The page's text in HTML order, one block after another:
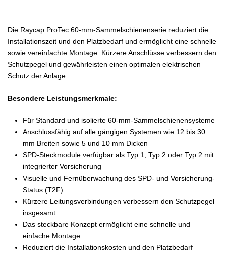
Die Raycap ProTec 60-mm-Sammelschienenserie reduziert die
Installationszeit und den Platzbedarf und ermöglicht eine schnelle
sowie vereinfachte Montage. Kürzere Anschlüsse verbessern den
Schutzpegel und gewährleisten einen optimalen elektrischen
Schutz der Anlage.
Besondere Leistungsmerkmale:
Für Standard und isolierte 60-mm-Sammelschienensysteme
Anschlussfähig auf alle gängigen Systemen wie 12 bis 30
mm Breiten sowie 5 und 10 mm Dicken
SPD-Steckmodule verfügbar als Typ 1, Typ 2 oder Typ 2 mit
integrierter Vorsicherung
Visuelle und Fernüberwachung des SPD- und Vorsicherung-
Status (T2F)
Kürzere Leitungsverbindungen verbessern den Schutzpegel
insgesamt
Das steckbare Konzept ermöglicht eine schnelle und
einfache Montage
Reduziert die Installationskosten und den Platzbedarf